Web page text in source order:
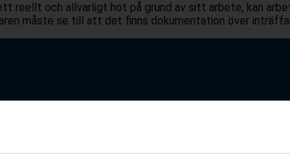
reellt och allvarligt hot på grund av sitt arbete, kan
måste se till att det finns dokumentation över